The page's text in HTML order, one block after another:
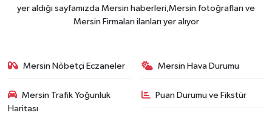
yer aldığı sayfamızda Mersin haberleri,Mersin fotoğrafları ve
Mersin Firmaları ilanları yer alıyor
Mersin Nöbetçi Eczaneler Mersin Hava Durumu
Mersin Trafik Yoğunluk
Haritası
Puan Durumu ve Fikstür